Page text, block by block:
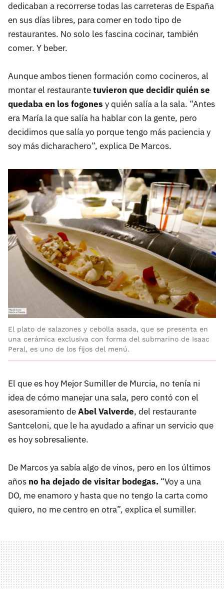
dedicaban a recorrerse todas las carreteras de España
en sus días libres, para comer en todo tipo de
restaurantes. No solo les fascina cocinar, también
comer. Y beber.
Aunque ambos tienen formación como cocineros, al
montar el restaurantetuvieron que decidir quién se
quedaba en los fogones y quién salía a la sala. “Antes
era María la que salía ha hablar con la gente, pero
decidimos que salía yo porque tengo más paciencia y
soy más dicharachero”, explica De Marcos.
El plato de salazones y cebolla asada, que se presenta en
una cerámica exclusiva con forma del submarino de Isaac
Peral, es uno de los fijos del menú.
El que es hoy Mejor Sumiller de Murcia, no tenía ni
idea de cómo manejar una sala, pero contó con el
asesoramiento deAbel Valverde, del restaurante
Santceloni, que le ha ayudado a afinar un servicio que
es hoy sobresaliente.
De Marcos ya sabía algo de vinos, pero en los últimos
años no ha dejado de visitar bodegas. “Voy a una
DO, me enamoro y hasta que no tengo la carta como
quiero, no me centro en otra”, explica el sumiller.